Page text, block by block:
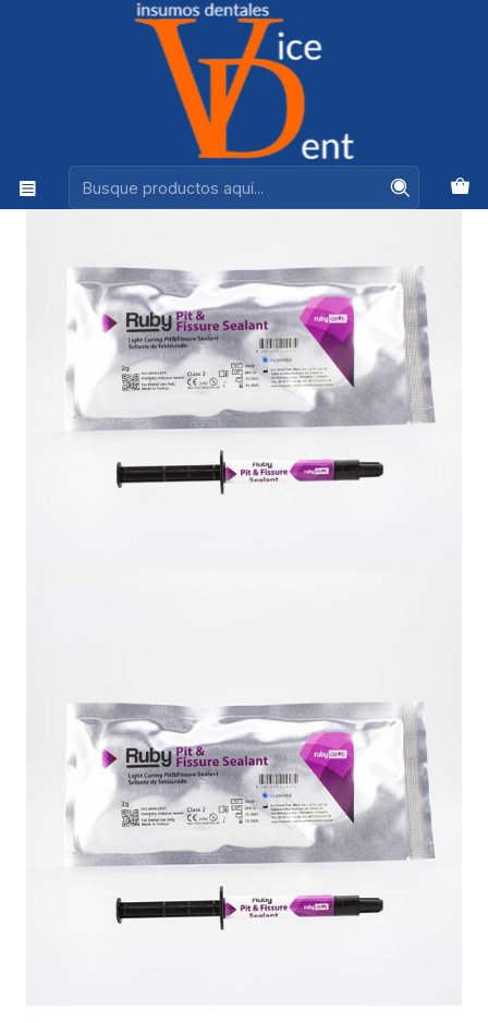
Ventas +56944575313
ADHESION Y RESTAURACION
SELLANTE FOSAS Y FISURAS RUBYPIT & FISSURE